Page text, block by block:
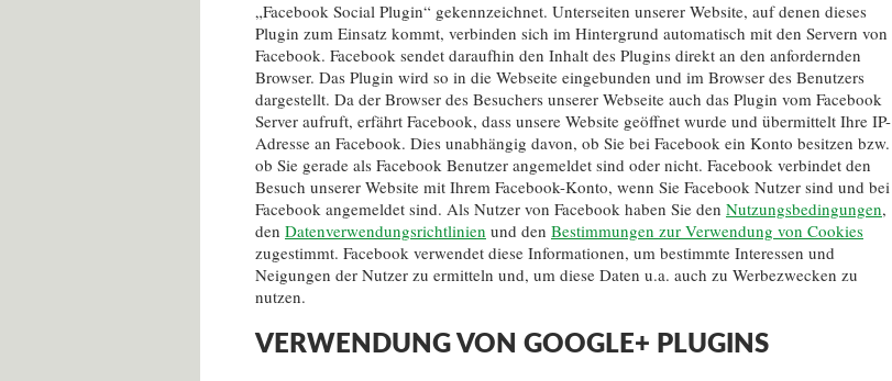
„Facebook Social Plugin“ gekennzeichnet. Unterseiten unserer Website, auf denen dieses
Plugin zum Einsatz kommt, verbinden sich im Hintergrund automatisch mit den Servern von
Facebook. Facebook sendet daraufhin den Inhalt des Plugins direkt an den anfordernden
Browser. Das Plugin wird so in die Webseite eingebunden und im Browser des Benutzers
dargestellt. Da der Browser des Besuchers unserer Webseite auch das Plugin vom Facebook
Server aufruft, erfährt Facebook, dass unsere Website geöffnet wurde und übermittelt Ihre IP-
Adresse an Facebook. Dies unabhängig davon, ob Sie bei Facebook ein Konto besitzen bzw.
ob Sie gerade als Facebook Benutzer angemeldet sind oder nicht. Facebook verbindet den
Besuch unserer Website mit Ihrem Facebook-Konto, wenn Sie Facebook Nutzer sind und bei
Facebook angemeldet sind. Als Nutzer von Facebook haben Sie den Nutzungsbedingungen,
den Datenverwendungsrichtlinien und den Bestimmungen zur Verwendung von Cookies
zugestimmt. Facebook verwendet diese Informationen, um bestimmte Interessen und
Neigungen der Nutzer zu ermitteln und, um diese Daten u.a. auch zu Werbezwecken zu
nutzen.
VERWENDUNG VON GOOGLE+ PLUGINS